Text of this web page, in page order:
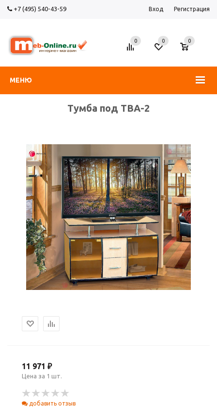
+7 (495) 540-43-59 Вход Регистрация
МЕНЮ
0 0
0
Тумба под ТВА-2
11 971 ₽
Цена за 1 шт.
добавить отзыв